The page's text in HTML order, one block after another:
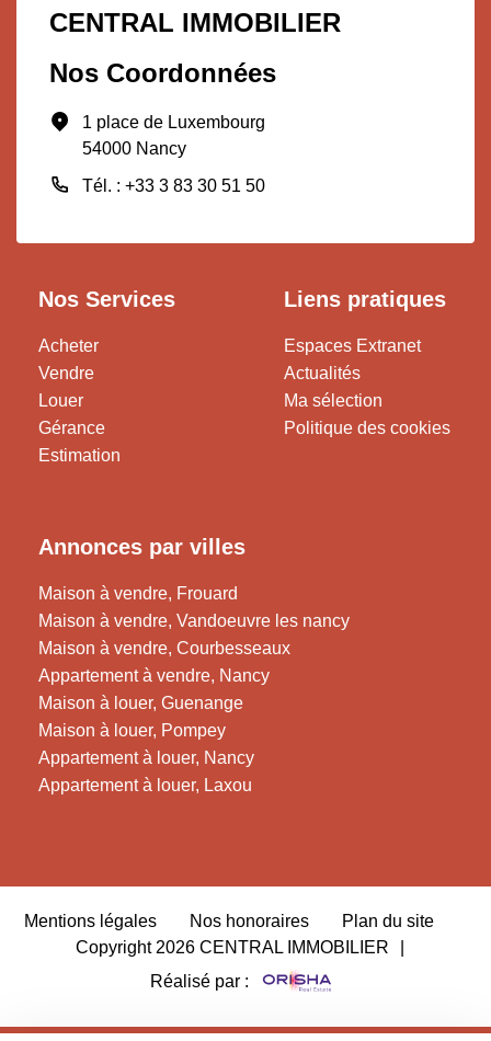
CENTRAL IMMOBILIER
Nos Coordonnées
1 place de Luxembourg
54000 Nancy
Tél. : +33 3 83 30 51 50
Nos Services
Acheter
Vendre
Louer
Gérance
Estimation
Liens pratiques
Espaces Extranet
Actualités
Ma sélection
Politique des cookies
Annonces par villes
Maison à vendre, Frouard
Maison à vendre, Vandoeuvre les nancy
Maison à vendre, Courbesseaux
Appartement à vendre, Nancy
Maison à louer, Guenange
Maison à louer, Pompey
Appartement à louer, Nancy
Appartement à louer, Laxou
Mentions légales Nos honoraires
Plan du site
Copyright 2026 CENTRAL IMMOBILIER
Réalisé par :